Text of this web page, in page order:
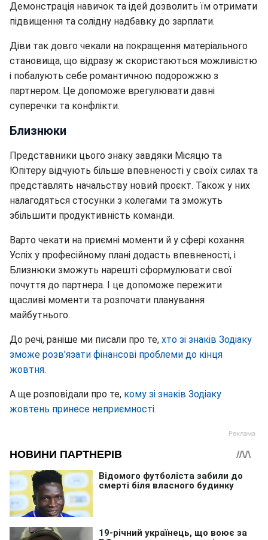
Демонстрація навичок та ідей дозволить їм отримати
підвищення та солідну надбавку до зарплати.
Діви так довго чекали на покращення матеріального
становища, що відразу ж скористаються можливістю
і побалують себе романтичною подорожжю з
партнером. Це допоможе врегулювати давні
суперечки та конфлікти.
Близнюки
Представники цього знаку завдяки Місяцю та
Юпітеру відчують більше впевненості у своїх силах та
представлять начальству новий проєкт. Також у них
налагодяться стосунки з колегами та зможуть
збільшити продуктивність команди.
Варто чекати на приємні моменти й у сфері кохання.
Успіх у професійному плані додасть впевненості, і
Близнюки зможуть нарешті сформулювати свої
почуття до партнера. І це допоможе пережити
щасливі моменти та розпочати планування
майбутнього.
До речі, раніше ми писали про те, хто зі знаків Зодіаку
зможе розв'язати фінансові проблеми до кінця
жовтня.
А ще розповідали про те, кому зі знаків Зодіаку
жовтень принесе неприємності.